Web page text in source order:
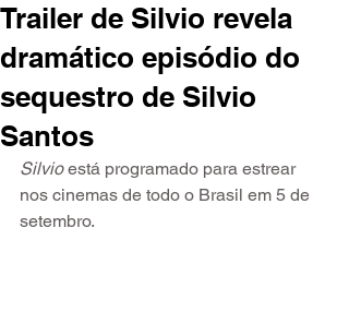
Trailer de Silvio revela
dramático episódio do
sequestro de Silvio
Santos
Silvio está programado para estrear
nos cinemas de todo o Brasil em 5 de
setembro.